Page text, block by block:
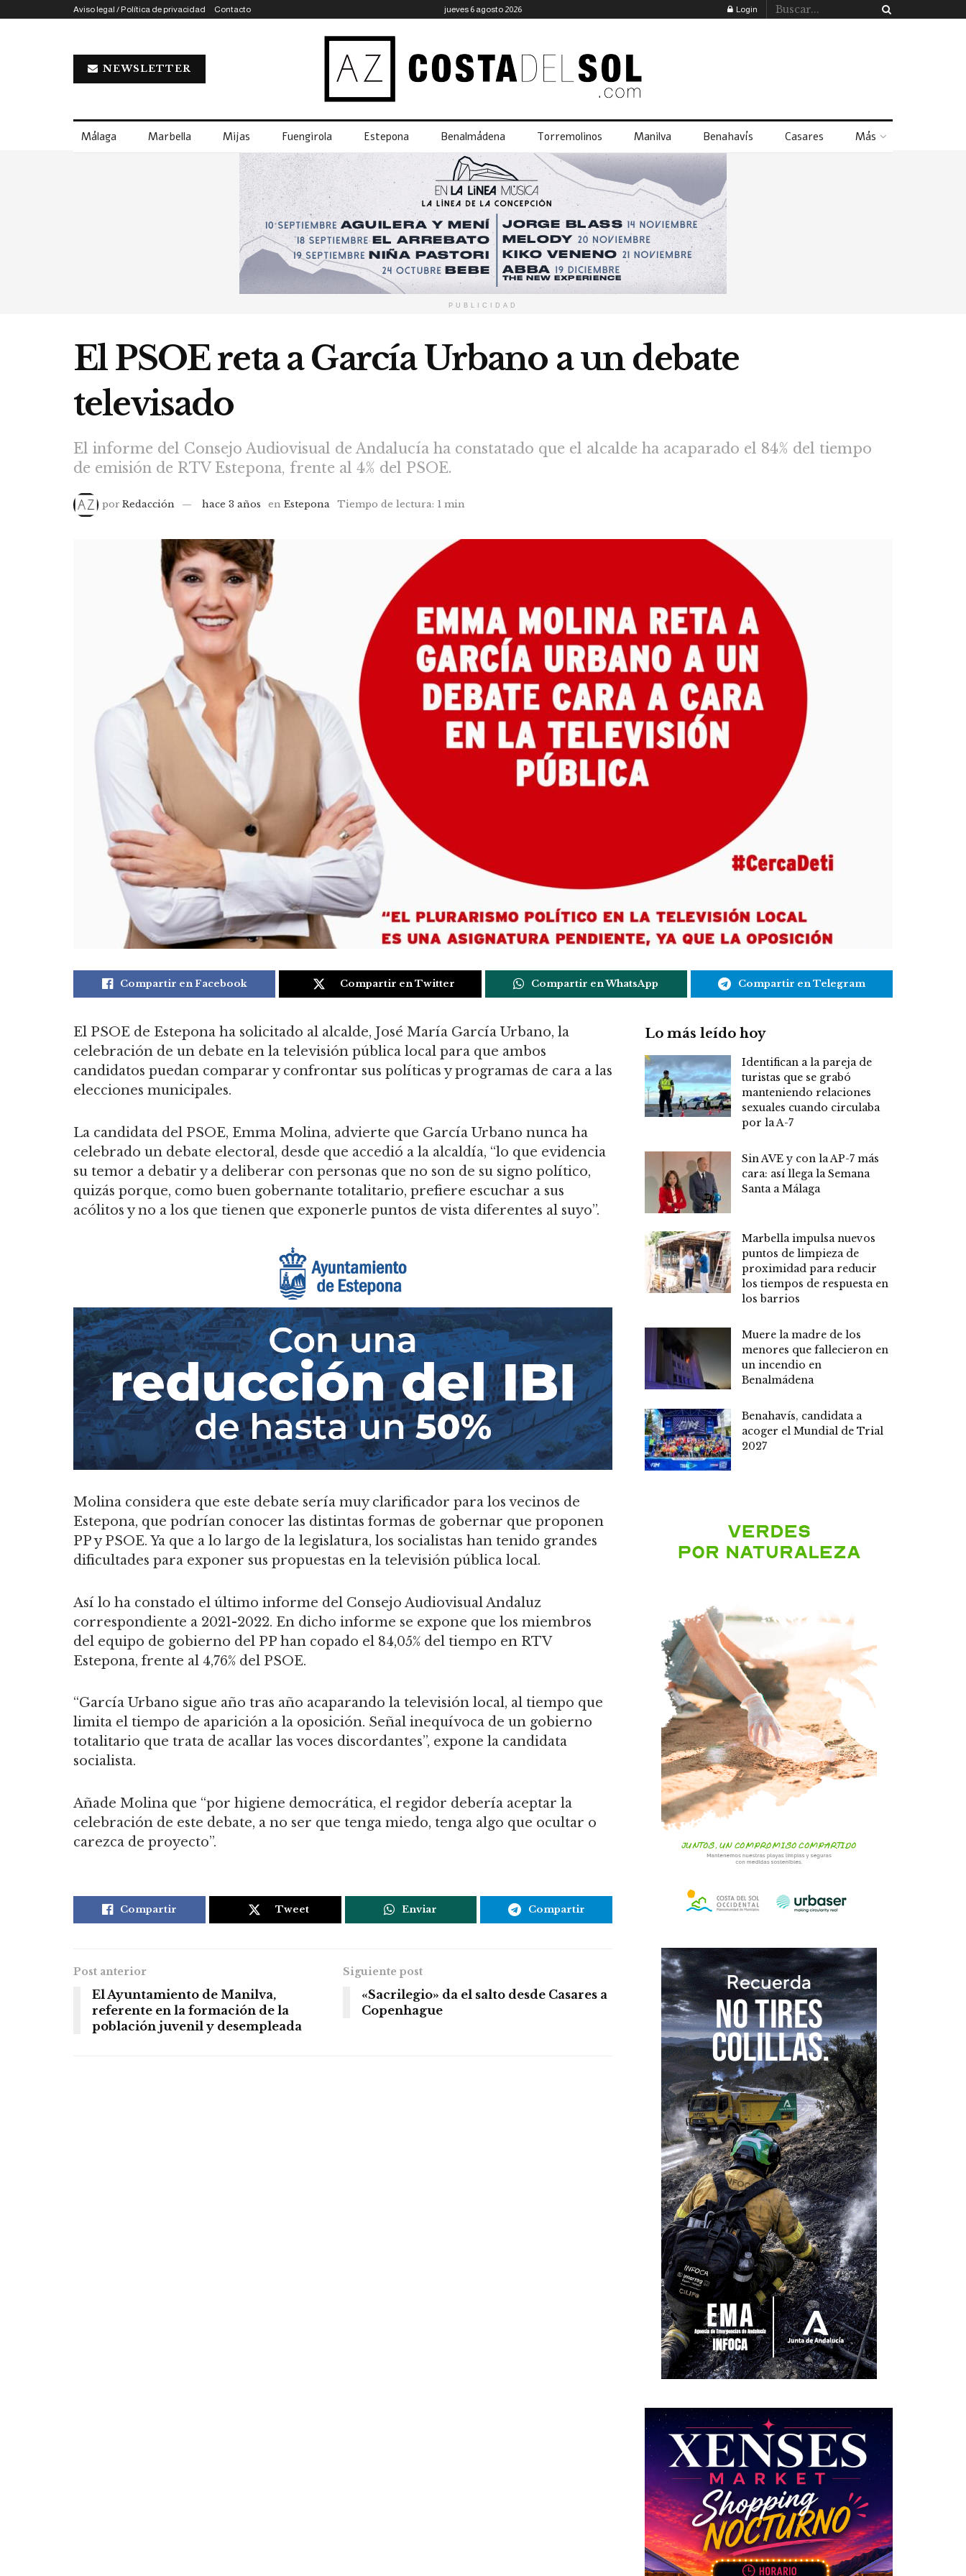
Aviso legal / Política de privacidad Contacto jueves 6 agosto 2026 Login
NEWSLETTER
Málaga Marbella Mijas Fuengirola Estepona Benalmádena Torremolinos Manilva Benahavís Casares Más
PUBLICIDAD
El PSOE reta a García Urbano a un debate
televisado
El informe del Consejo Audiovisual de Andalucía ha constatado que el alcalde ha acaparado el 84% del tiempo
de emisión de RTV Estepona, frente al 4% del PSOE.
por Redacción hace 3 años en Estepona Tiempo de lectura: 1 min
Compartir en Facebook Compartir en Twitter Compartir en WhatsApp Compartir en Telegram
El PSOE de Estepona ha solicitado al alcalde, José María García Urbano, la
celebración de un debate en la televisión pública local para que ambos
candidatos puedan comparar y confrontar sus políticas y programas de cara a las
elecciones municipales.
La candidata del PSOE, Emma Molina, advierte que García Urbano nunca ha
celebrado un debate electoral, desde que accedió a la alcaldía, “lo que evidencia
su temor a debatir y a deliberar con personas que no son de su signo político,
quizás porque, como buen gobernante totalitario, prefiere escuchar a sus
acólitos y no a los que tienen que exponerle puntos de vista diferentes al suyo”.
Molina considera que este debate sería muy clarificador para los vecinos de
Estepona, que podrían conocer las distintas formas de gobernar que proponen
PP y PSOE. Ya que a lo largo de la legislatura, los socialistas han tenido grandes
dificultades para exponer sus propuestas en la televisión pública local.
Así lo ha constado el último informe del Consejo Audiovisual Andaluz
correspondiente a 2021-2022. En dicho informe se expone que los miembros
del equipo de gobierno del PP han copado el 84,05% del tiempo en RTV
Estepona, frente al 4,76% del PSOE.
“García Urbano sigue año tras año acaparando la televisión local, al tiempo que
limita el tiempo de aparición a la oposición. Señal inequívoca de un gobierno
totalitario que trata de acallar las voces discordantes”, expone la candidata
socialista.
Añade Molina que “por higiene democrática, el regidor debería aceptar la
celebración de este debate, a no ser que tenga miedo, tenga algo que ocultar o
carezca de proyecto”.
Compartir Tweet Enviar Compartir
Post anterior
El Ayuntamiento de Manilva,
referente en la formación de la
población juvenil y desempleada
Siguiente post
«Sacrilegio» da el salto desde Casares a
Copenhague
Lo más leído hoy
Identifican a la pareja de
turistas que se grabó
manteniendo relaciones
sexuales cuando circulaba
por la A-7
Sin AVE y con la AP-7 más
cara: así llega la Semana
Santa a Málaga
Marbella impulsa nuevos
puntos de limpieza de
proximidad para reducir
los tiempos de respuesta en
los barrios
Muere la madre de los
menores que fallecieron en
un incendio en
Benalmádena
Benahavís, candidata a
acoger el Mundial de Trial
2027